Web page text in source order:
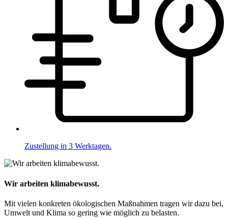
Zustellung in 3 Werktagen.
Wir arbeiten klimabewusst.
Mit vielen konkreten ökologischen Maßnahmen tragen wir dazu bei,
Umwelt und Klima so gering wie möglich zu belasten.